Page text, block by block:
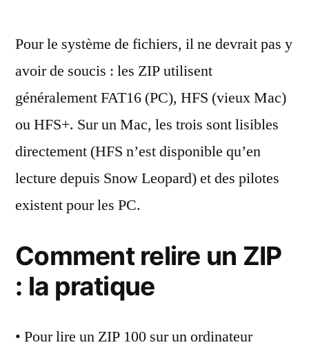
Pour le système de fichiers, il ne devrait pas y
avoir de soucis : les ZIP utilisent
généralement FAT16 (PC), HFS (vieux Mac)
ou HFS+. Sur un Mac, les trois sont lisibles
directement (HFS n’est disponible qu’en
lecture depuis Snow Leopard) et des pilotes
existent pour les PC.
Comment relire un ZIP
: la pratique
• Pour lire un ZIP 100 sur un ordinateur